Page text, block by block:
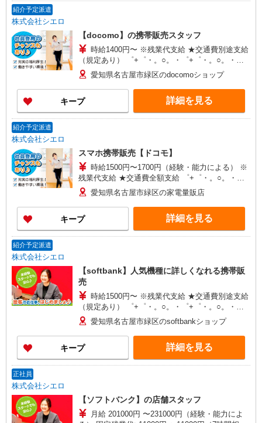
紹介予定派遣
株式会社シエロ
【docomo】の携帯販売スタッフ
時給1400円〜 ※残業代支給 ★交通費別途支給
（規定あり） ゜+゜・。○。・゜+゜・。○。・゜
+゜ 入社祝い金10万円支給(規定有) お友達を紹介
頂くと, インセンティブ支給(規定有) ★月2回払
い・週払い可能（規程有）★ ゜・。○。・゜
+゜・。○。・゜+゜
愛知県名古屋市緑区のdocomoショップ
キープ 詳細を見る
紹介予定派遣
株式会社シエロ
スマホ携帯販売【ドコモ】
時給1500円〜1700円（経験・能力による） ※
残業代支給 ★交通費全額支給 ゜+゜・。○。・゜
+゜・。○。・゜+゜ 入社祝い金10万円支給(規定
有) お友達を紹介頂くと, インセンティブ支給(規定
有) ★月2回払い・週払い可能（規程有）★ ゜・。
○。・゜+゜・。○。・゜+゜
愛知県名古屋市緑区の家電量販店
キープ 詳細を見る
紹介予定派遣
株式会社シエロ
【softbank】人気機種に詳しくなれる携帯販
売
時給1500円〜 ※残業代支給 ★交通費別途支給
（規定あり） ゜+゜・。○。・゜+゜・。○。・゜
+゜ 入社祝い金10万円支給(規定有) お友達を紹介
頂くと, インセンティブ支給(規定有) ★月2回払
い・週払い可能（規程有）★ ゜・。○。・゜
+゜・。○。・゜+゜
愛知県名古屋市緑区のsoftbankショップ
キープ 詳細を見る
正社員
株式会社シエロ
【ソフトバンク】の店舗スタッフ
月給 201000円 〜231000円（経験・能力によ